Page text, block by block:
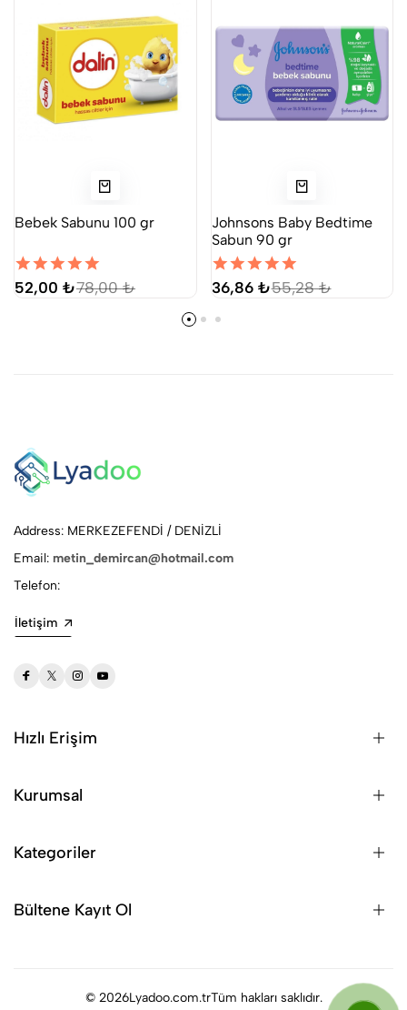
Bebek Sabunu 100 gr
52,00 ₺78,00 ₺
Johnsons Baby Bedtime
Sabun 90 gr
36,86 ₺55,28 ₺
Address: MERKEZEFENDİ / DENİZLİ
Email: metin_demircan@hotmail.com
Telefon:
İletişim
Hızlı Erişim
Kurumsal
Kategoriler
Bültene Kayıt Ol
© 2026Lyadoo.com.trTüm hakları saklıdır.